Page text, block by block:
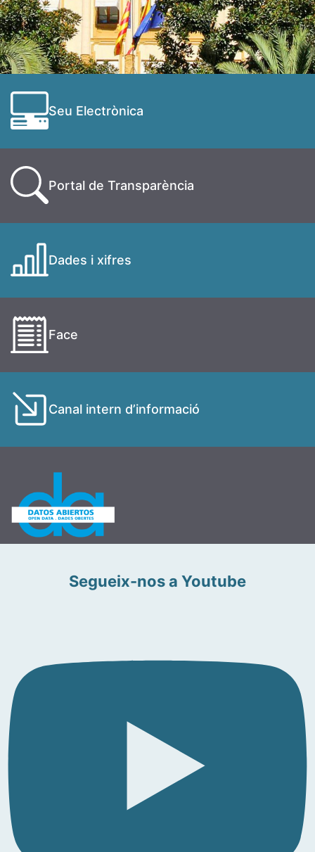
Seu Electrònica
Portal de Transparència
Dades i xifres
Face
Canal intern d’informació
Segueix-nos a Youtube